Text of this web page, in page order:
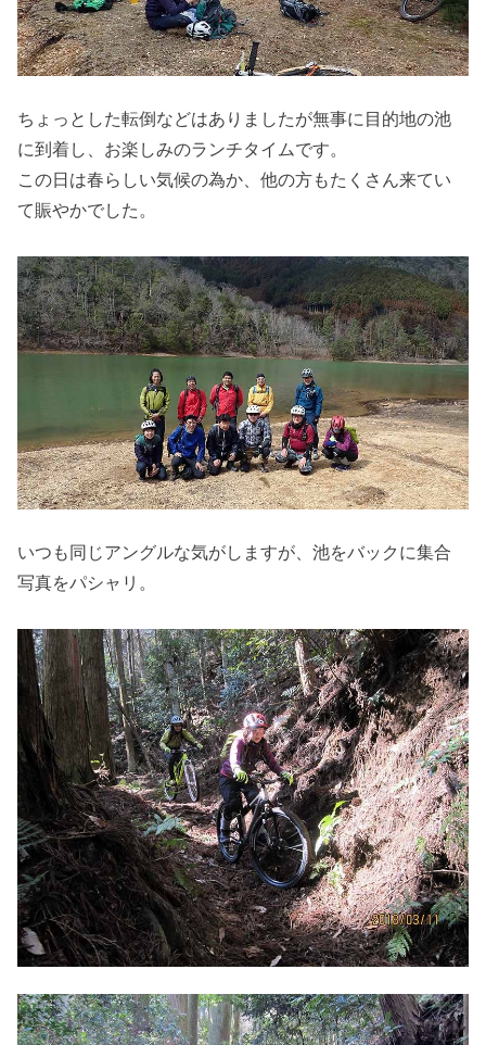
ちょっとした転倒などはありましたが無事に目的地の池
に到着し、お楽しみのランチタイムです。
この日は春らしい気候の為か、他の方もたくさん来てい
て賑やかでした。
いつも同じアングルな気がしますが、池をバックに集合
写真をパシャリ。